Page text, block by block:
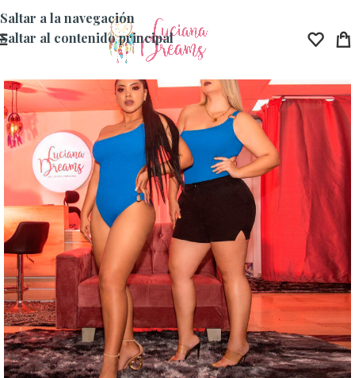
Saltar a la navegación
Saltar al contenido principal